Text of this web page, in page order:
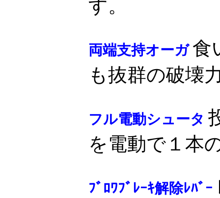
す。
両端支持オーガ食
も抜群の破壊
フル電動シュータ
を電動で１本
ﾌﾞﾛﾜﾌﾞﾚｰｷ解除ﾚﾊﾞｰ